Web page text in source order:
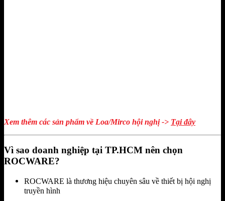
Xem thêm các sản phẩm về Loa/Mirco hội nghị -> Tại đây
Vì sao doanh nghiệp tại TP.HCM nên chọn
ROCWARE?
ROCWARE là thương hiệu chuyên sâu về thiết bị hội nghị
truyền hình